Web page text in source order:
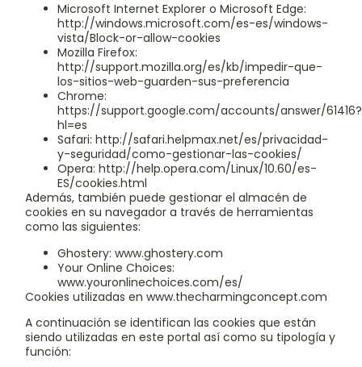
Microsoft Internet Explorer o Microsoft Edge:
http://windows.microsoft.com/es-es/windows-
vista/Block-or-allow-cookies
Mozilla Firefox:
http://support.mozilla.org/es/kb/impedir-que-
los-sitios-web-guarden-sus-preferencia
Chrome:
https://support.google.com/accounts/answer/61416?
hl=es
Safari:http://safari.helpmax.net/es/privacidad-
y-seguridad/como-gestionar-las-cookies/
Opera:http://help.opera.com/Linux/10.60/es-
ES/cookies.html
Además, también puede gestionar el almacén de
cookies en su navegador a través de herramientas
como las siguientes:
Ghostery: www.ghostery.com
Your Online Choices:
www.youronlinechoices.com/es/
Cookies utilizadas en www.thecharmingconcept.com
A continuación se identifican las cookies que están
siendo utilizadas en este portal así como su tipología y
función: